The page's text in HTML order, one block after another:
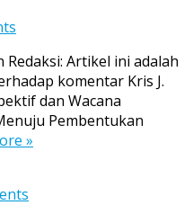
tahap
Pembentukan
Propinsi
TanÃ¶
Niha
Redaksi: Artikel ini adalah
komentar Kris J.
dan Wacana
Pembentukan
»